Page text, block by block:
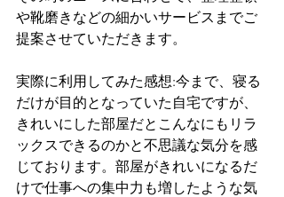
や靴磨きなどの細かいサービスまでご
提案させていただきます。
実際に利用してみた感想:今まで、寝る
だけが目的となっていた自宅ですが、
きれいにした部屋だとこんなにもリラ
ックスできるのかと不思議な気分を感
じております。部屋がきれいになるだ
けで仕事への集中力も増したような気